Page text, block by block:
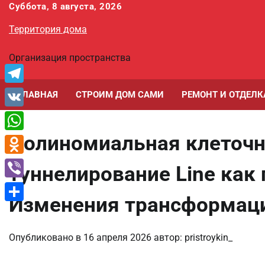
Перейти
содержимому
Суббота, 8 августа, 2026
Территория дома
Организация пространства
ГЛАВНАЯ СТРОИМ ДОМ САМИ РЕМОНТ И
Полиномиальная
туннелирование Line
Изменения
Опубликовано в 16 апреля 2026 автор: pristroykin_
Telegram
VK
WhatsApp
Odnoklassniki
Viber
Отправить